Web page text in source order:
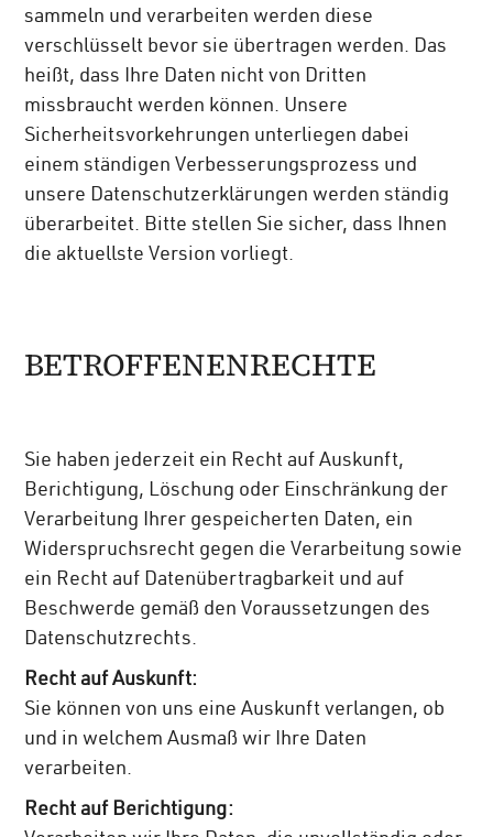
sammeln und verarbeiten werden diese
verschlüsselt bevor sie übertragen werden. Das
heißt, dass Ihre Daten nicht von Dritten
missbraucht werden können. Unsere
Sicherheitsvorkehrungen unterliegen dabei
einem ständigen Verbesserungsprozess und
unsere Datenschutzerklärungen werden ständig
überarbeitet. Bitte stellen Sie sicher, dass Ihnen
die aktuellste Version vorliegt.
BETROFFENENRECHTE
Sie haben jederzeit ein Recht auf Auskunft,
Berichtigung, Löschung oder Einschränkung der
Verarbeitung Ihrer gespeicherten Daten, ein
Widerspruchsrecht gegen die Verarbeitung sowie
ein Recht auf Datenübertragbarkeit und auf
Beschwerde gemäß den Voraussetzungen des
Datenschutzrechts.
Recht auf Auskunft:
Sie können von uns eine Auskunft verlangen, ob
und in welchem Ausmaß wir Ihre Daten
verarbeiten.
Recht auf Berichtigung: